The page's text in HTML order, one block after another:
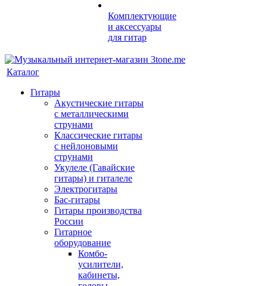
Комплектующие
и аксессуары
для гитар
Каталог
Гитары
Акустические гитары
с металлическими
струнами
Классические гитары
с нейлоновыми
струнами
Укулеле (Гавайские
гитары) и гиталеле
Электрогитары
Бас-гитары
Гитары производства
России
Гитарное
оборудование
Комбо-
усилители,
кабинеты,